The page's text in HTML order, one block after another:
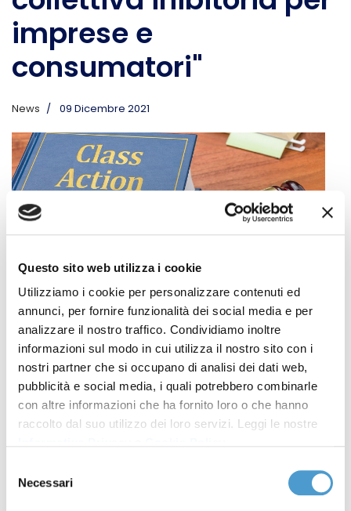
Questo sito web utilizza i cookie
Utilizziamo i cookie per personalizzare contenuti ed
annunci, per fornire funzionalità dei social media e per
analizzare il nostro traffico. Condividiamo inoltre
informazioni sul modo in cui utilizza il nostro sito con i
nostri partner che si occupano di analisi dei dati web,
pubblicità e social media, i quali potrebbero combinarle
con altre informazioni che ha fornito loro o che hanno
raccolto dal suo utilizzo dei loro servizi. Leggi le nostre
delNecessari
imprese e
consumatori"
News 09 Dicembre 2021
Il 20 dicembre prossimo, dalle 15.00 alle 18.00, si terrà
il webinar"La nuova class action ed azione
collettiva inibitoria per imprese e consumatori -
Ambiti contrattuali, pretese risarcitorie e
possibili risvolti in ambito tributario".
Tutela del Consumo - Ordine dei Dottori